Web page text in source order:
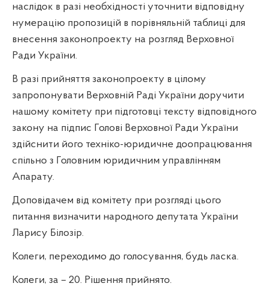
наслідок в разі необхідності уточнити відповідну
нумерацію пропозицій в порівняльній таблиці для
внесення законопроекту на розгляд Верховної
Ради України.
В разі прийняття законопроекту в цілому
запропонувати Верховній Раді України доручити
нашому комітету при підготовці тексту відповідного
закону на підпис Голові Верховної Ради України
здійснити його техніко-юридичне доопрацювання
спільно з Головним юридичним управлінням
Апарату.
Доповідачем від комітету при розгляді цього
питання визначити народного депутата України
Ларису Білозір.
Колеги, переходимо до голосування, будь ласка.
Колеги, за – 20. Рішення прийнято.